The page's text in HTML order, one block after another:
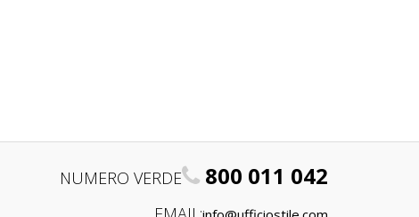
NUMERO VERDE 800 011 042